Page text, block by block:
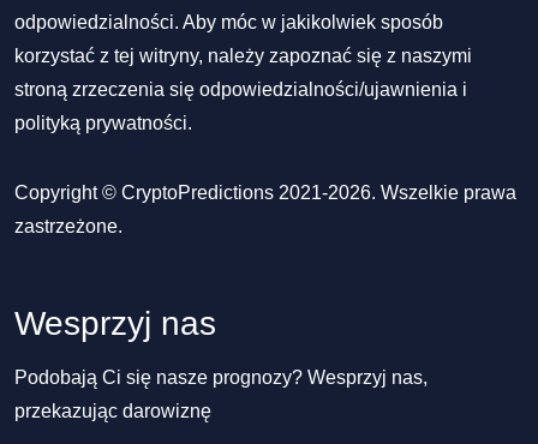
odpowiedzialności. Aby móc w jakikolwiek sposób
korzystać z tej witryny, należy zapoznać się z naszymi
stroną zrzeczenia się odpowiedzialności/ujawnienia i
polityką prywatności.
Copyright © CryptoPredictions 2021-2026. Wszelkie prawa
zastrzeżone.
Wesprzyj nas
Podobają Ci się nasze prognozy? Wesprzyj nas,
przekazując darowiznę